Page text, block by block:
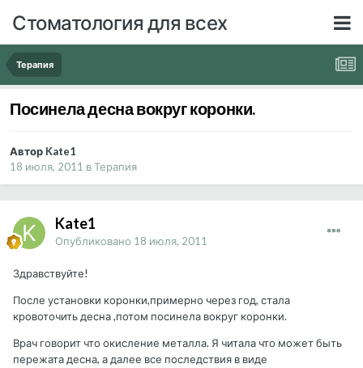
Стоматология для всех
Терапия
Посинела десна вокруг коронки.
Автор Kate1
18 июля, 2011 вТерапия
Kate1
Опубликовано 18 июля, 2011
Здравствуйте!
После установки коронки,примерно через год, стала
кровоточить десна ,потом посинела вокруг коронки.
Врач говорит что окисление металла. Я читала что может быть
пережата десна, а далее все последствия в виде